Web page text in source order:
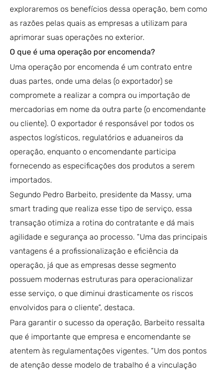
exploraremos os benefícios dessa operação, bem como
as razões pelas quais as empresas a utilizam para
aprimorar suas operações no exterior.
O que é uma operação por encomenda?
Uma operação por encomenda é um contrato entre
duas partes, onde uma delas (o exportador) se
compromete a realizar a compra ou importação de
mercadorias em nome da outra parte (o encomendante
ou cliente). O exportador é responsável por todos os
aspectos logísticos, regulatórios e aduaneiros da
operação, enquanto o encomendante participa
fornecendo as especificações dos produtos a serem
importados.
Segundo Pedro Barbeito, presidente da Massy, uma
smart trading que realiza esse tipo de serviço, essa
transação otimiza a rotina do contratante e dá mais
agilidade e segurança ao processo. “Uma das principais
vantagens é a profissionalização e eficiência da
operação, já que as empresas desse segmento
possuem modernas estruturas para operacionalizar
esse serviço, o que diminui drasticamente os riscos
envolvidos para o cliente”, destaca.
Para garantir o sucesso da operação, Barbeito ressalta
que é importante que empresa e encomendante se
atentem às regulamentações vigentes. “Um dos pontos
de atenção desse modelo de trabalho é a vinculação